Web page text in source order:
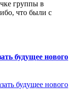
группы в
что были с
будущее нового